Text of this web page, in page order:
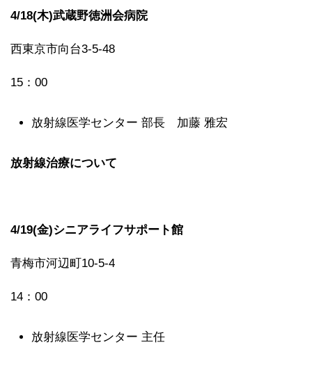
4/18(木)武蔵野徳洲会病院
西東京市向台3-5-48
15：00
放射線医学センター 部長 加藤 雅宏
放射線治療について
4/19(金)シニアライフサポート館
青梅市河辺町10-5-4
14：00
放射線医学センター 主任